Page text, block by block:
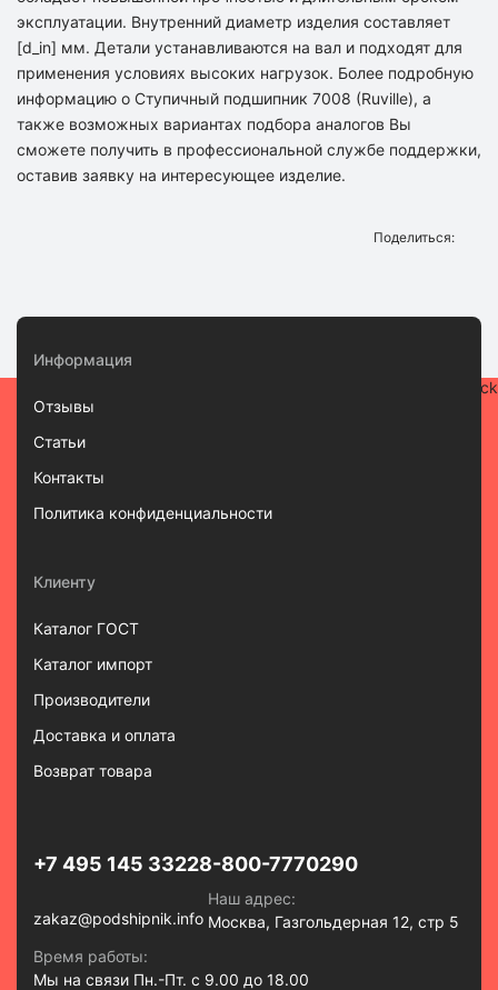
эксплуатации. Внутренний диаметр изделия составляет
[d_in] мм. Детали устанавливаются на вал и подходят для
применения условиях высоких нагрузок. Более подробную
информацию о Ступичный подшипник 7008 (Ruville), а
также возможных вариантах подбора аналогов Вы
сможете получить в профессиональной службе поддержки,
оставив заявку на интересующее изделие.
Поделиться:
Информация
Отзывы
Статьи
Контакты
Политика конфиденциальности
Клиенту
Каталог ГОСТ
Каталог импорт
Производители
Доставка и оплата
Возврат товара
+7 495 145 33228-800-7770290
zakaz@podshipnik.info
Наш адрес:
Москва, Газгольдерная 12, стр 5
Время работы:
Мы на связи Пн.-Пт. с 9.00 до 18.00